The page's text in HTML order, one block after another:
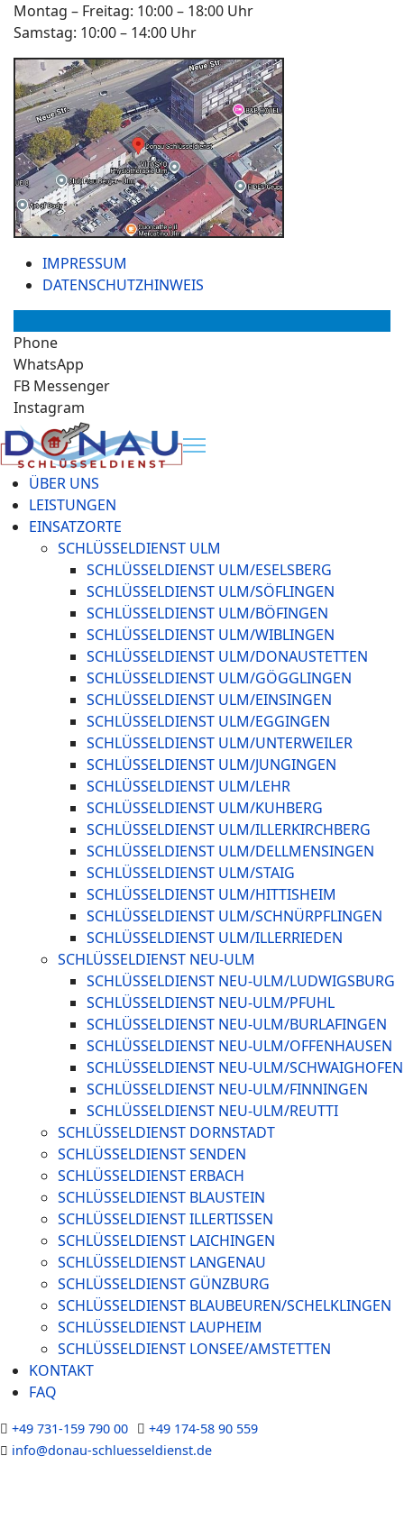
Montag – Freitag: 10:00 – 18:00 Uhr
Samstag: 10:00 – 14:00 Uhr
IMPRESSUM
DATENSCHUTZHINWEIS
Phone
WhatsApp
FB Messenger
Instagram
ÜBER UNS
LEISTUNGEN
EINSATZORTE
SCHLÜSSELDIENST ULM
SCHLÜSSELDIENST ULM/ESELSBERG
SCHLÜSSELDIENST ULM/SÖFLINGEN
SCHLÜSSELDIENST ULM/BÖFINGEN
SCHLÜSSELDIENST ULM/WIBLINGEN
SCHLÜSSELDIENST ULM/DONAUSTETTEN
SCHLÜSSELDIENST ULM/GÖGGLINGEN
SCHLÜSSELDIENST ULM/EINSINGEN
SCHLÜSSELDIENST ULM/EGGINGEN
SCHLÜSSELDIENST ULM/UNTERWEILER
SCHLÜSSELDIENST ULM/JUNGINGEN
SCHLÜSSELDIENST ULM/LEHR
SCHLÜSSELDIENST ULM/KUHBERG
SCHLÜSSELDIENST ULM/ILLERKIRCHBERG
SCHLÜSSELDIENST ULM/DELLMENSINGEN
SCHLÜSSELDIENST ULM/STAIG
SCHLÜSSELDIENST ULM/HITTISHEIM
SCHLÜSSELDIENST ULM/SCHNÜRPFLINGEN
SCHLÜSSELDIENST ULM/ILLERRIEDEN
SCHLÜSSELDIENST NEU-ULM
SCHLÜSSELDIENST NEU-ULM/LUDWIGSBURG
SCHLÜSSELDIENST NEU-ULM/PFUHL
SCHLÜSSELDIENST NEU-ULM/BURLAFINGEN
SCHLÜSSELDIENST NEU-ULM/OFFENHAUSEN
SCHLÜSSELDIENST NEU-ULM/SCHWAIGHOFEN
SCHLÜSSELDIENST NEU-ULM/FINNINGEN
SCHLÜSSELDIENST NEU-ULM/REUTTI
SCHLÜSSELDIENST DORNSTADT
SCHLÜSSELDIENST SENDEN
SCHLÜSSELDIENST ERBACH
SCHLÜSSELDIENST BLAUSTEIN
SCHLÜSSELDIENST ILLERTISSEN
SCHLÜSSELDIENST LAICHINGEN
SCHLÜSSELDIENST LANGENAU
SCHLÜSSELDIENST GÜNZBURG
SCHLÜSSELDIENST BLAUBEUREN/SCHELKLINGEN
SCHLÜSSELDIENST LAUPHEIM
SCHLÜSSELDIENST LONSEE/AMSTETTEN
KONTAKT
FAQ
+49 731-159 790 00
+49 174-58 90 559
info@donau-schluesseldienst.de